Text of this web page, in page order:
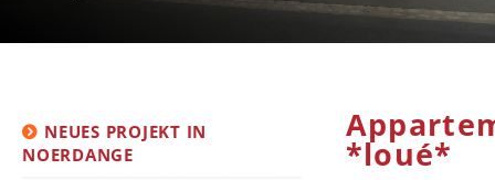
NEUES PROJEKT IN
NOERDANGE
*loué*